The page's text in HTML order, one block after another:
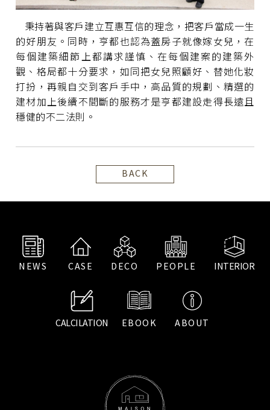
秉持著與客戶建立互惠互信的理念，把客戶當成一生
的好朋友。同時，亨都也認為蓋房子就像嫁女兒，在
每個建築細節上都講求謹慎、在每個建案的建築外
觀、格局都十分要求，如同把女兒照顧好、替她化妝
打扮，再親自交到客戶手中，高品質的規劃、精選的
建材加上後續不間斷的服務才是亨都建設走得長遠且
穩健的不二法則。
BACK
NEWS CASE DECO PEOPLE INTERIOR
CALCILATION EBOOK ABOUT